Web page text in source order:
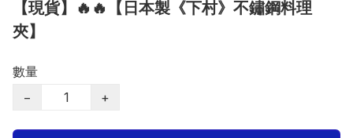
【現貨】🔥🔥【日本製《下村》不鏽鋼料理
夾】
數量
−
+